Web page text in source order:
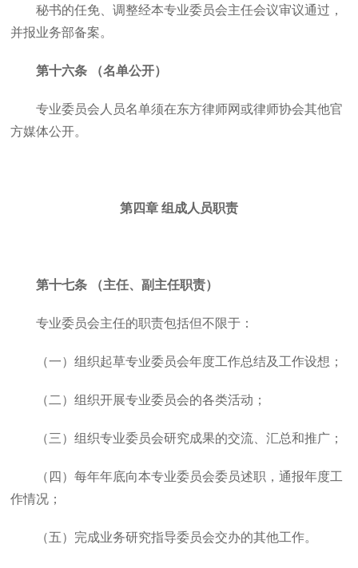
秘书的任免、调整经本专业委员会主任会议审议通过，
并报业务部备案。
第十六条 （名单公开）
专业委员会人员名单须在东方律师网或律师协会其他官
方媒体公开。
第四章 组成人员职责
第十七条 （主任、副主任职责）
专业委员会主任的职责包括但不限于：
（一）组织起草专业委员会年度工作总结及工作设想；
（二）组织开展专业委员会的各类活动；
（三）组织专业委员会研究成果的交流、汇总和推广；
（四）每年年底向本专业委员会委员述职，通报年度工
作情况；
（五）完成业务研究指导委员会交办的其他工作。